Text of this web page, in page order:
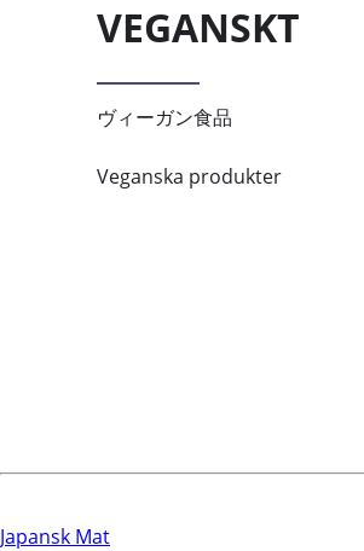
VEGANSKT
ヴィーガン食品
Veganska produkter
Japansk Mat